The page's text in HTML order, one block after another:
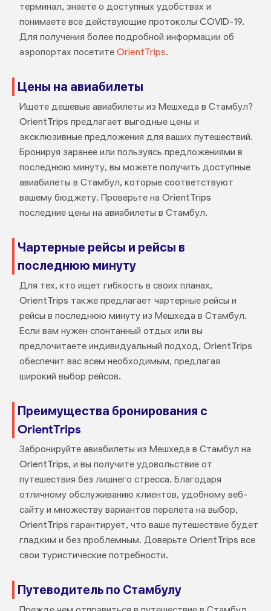
терминал, знаете о доступных удобствах и
понимаете все действующие протоколы COVID-19.
Для получения более подробной информации об
аэропортах посетите OrientTrips.
Цены на авиабилеты
Ищете дешевые авиабилеты из Мешхеда в Стамбул?
OrientTrips предлагает выгодные цены и
эксклюзивные предложения для ваших путешествий.
Бронируя заранее или пользуясь предложениями в
последнюю минуту, вы можете получить доступные
авиабилеты в Стамбул, которые соответствуют
вашему бюджету. Проверьте на OrientTrips
последние цены на авиабилеты в Стамбул.
Чартерные рейсы и рейсы в
последнюю минуту
Для тех, кто ищет гибкость в своих планах,
OrientTrips также предлагает чартерные рейсы и
рейсы в последнюю минуту из Мешхеда в Стамбул.
Если вам нужен спонтанный отдых или вы
предпочитаете индивидуальный подход, OrientTrips
обеспечит вас всем необходимым, предлагая
широкий выбор рейсов.
Преимущества бронирования с
OrientTrips
Забронируйте авиабилеты из Мешхеда в Стамбул на
OrientTrips, и вы получите удовольствие от
путешествия без лишнего стресса. Благодаря
отличному обслуживанию клиентов, удобному веб-
сайту и множеству вариантов перелета на выбор,
OrientTrips гарантирует, что ваше путешествие будет
гладким и без проблемным. Доверьте OrientTrips все
свои туристические потребности.
Путеводитель по Стамбулу